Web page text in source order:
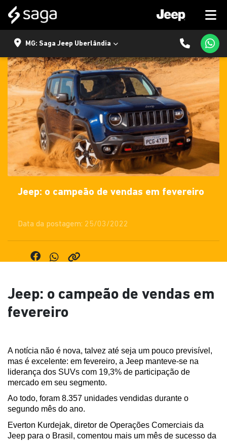
MG: Saga Jeep Uberlândia
Jeep: o campeão de vendas em fevereiro
Data da postagem: 25/03/2022
Jeep: o campeão de vendas em
fevereiro
A notícia não é nova, talvez até seja um pouco previsível,
mas é excelente: em fevereiro, a Jeep manteve-se na
liderança dos SUVs com 19,3% de participação de
mercado em seu segmento.
Ao todo, foram 8.357 unidades vendidas durante o
segundo mês do ano.
Everton Kurdejak, diretor de Operações Comerciais da
Jeep para o Brasil, comentou mais um mês de sucesso da